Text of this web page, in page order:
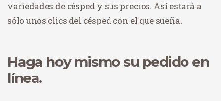
variedades de césped y sus precios. Así estará a
sólo unos clics del césped con el que sueña.
Haga hoy mismo su pedido en
línea.